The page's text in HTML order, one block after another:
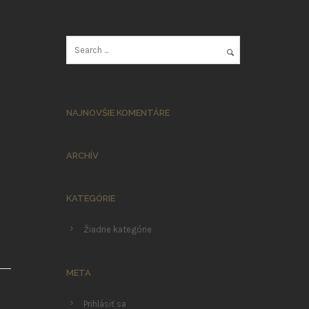
NAJNOVŠIE KOMENTÁRE
ARCHÍV
KATEGÓRIE
Žiadne kategórie
META
Prihlásiť sa